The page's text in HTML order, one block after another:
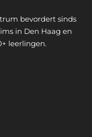
bevordert sinds
in Den Haag en
leerlingen.